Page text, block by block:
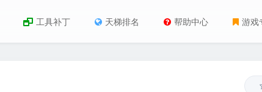
工具补丁 天梯排名 帮助中心 游戏